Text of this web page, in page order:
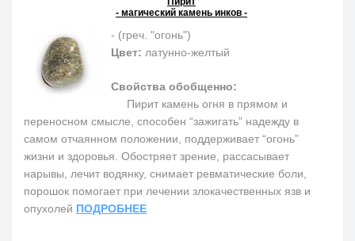
- магический камень инков -
- (греч. "огонь")
Цвет: латунно-желтый
Свойства обобщенно:
Пирит камень огня в прямом и
переносном смысле, способен “зажигать” надежду в
самом отчаянном положении, поддерживает “огонь”
жизни и здоровья. Обостряет зрение, рассасывает
нарывы, лечит водянку, снимает ревматические боли,
порошок помогает при лечении злокачественных язв и
опухолей ПОДРОБНЕЕ